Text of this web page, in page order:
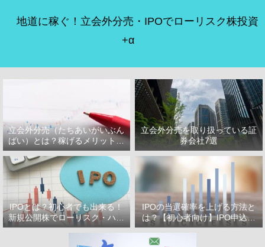
地道に稼ぐ！立会外分売・IPOでローリスク株投資
+α
立会外分売（たちあいがいぶん
ばい）とは？稼げるメリット・
デメリット
立会外分売を取り扱っている証
券会社7選
IPOとは？初心者でも出来る！
新規公開株でローリスク・ハイ
リターン投資をはじめよう！
IPOの当選確率を上げる方法と
は？【初心者向け】IPO申込で
選ぶべき証券会社